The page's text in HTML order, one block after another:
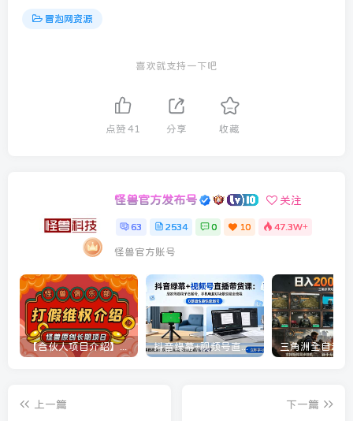
冒泡网资源
喜欢就支持一下吧
点赞 41 分享 收藏
怪兽官方发布号 关注
63 2534 0 10 47.3W+
怪兽官方账号
【合伙人项目介绍】打假维权项目介绍 抖音绿幕+视频号直播带货课：居家照着稿子念起号，手机电脑双场景搭建全流程
上一篇 下一篇